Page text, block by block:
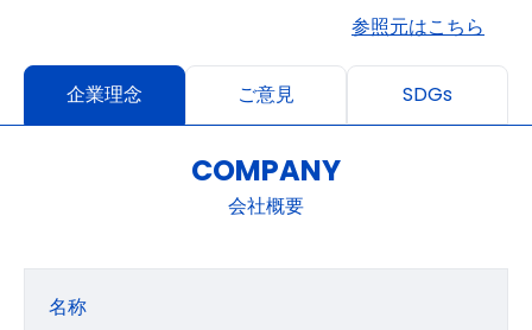
参照元はこちら
企業理念 ご意見 SDGs
COMPANY
会社概要
名称